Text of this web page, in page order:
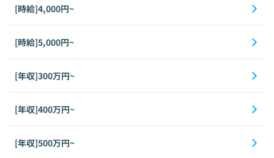
[時給]4,000円~
[時給]5,000円~
[年収]300万円~
[年収]400万円~
[年収]500万円~